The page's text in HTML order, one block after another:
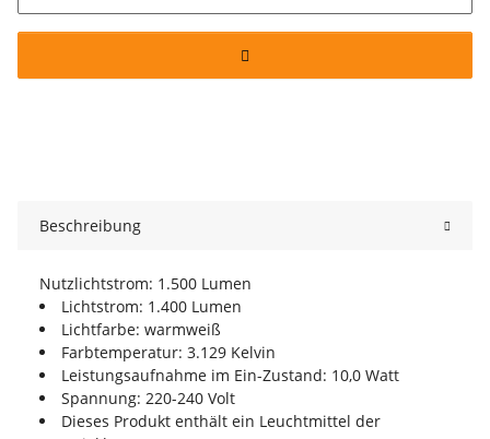
Beschreibung
Nutzlichtstrom: 1.500 Lumen
Lichtstrom: 1.400 Lumen
Lichtfarbe: warmweiß
Farbtemperatur: 3.129 Kelvin
Leistungsaufnahme im Ein-Zustand: 10,0 Watt
Spannung: 220-240 Volt
Dieses Produkt enthält ein Leuchtmittel der